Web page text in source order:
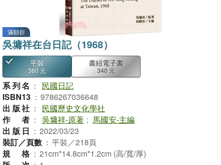
滿額折
吳墉祥在台日記（1968）
平裝
360 元
書紐電子書
340 元
系列名 ：
民國日記
ISBN13 ： 9786267036648
出版社 ：
民國歷史文化學社
作者 ： 吳墉祥-原著 ; 馬國安-主編
出版日 ： 2022/03/23
裝訂／頁數 ： 平裝／218頁
規格 ： 21cm*14.8cm*1.2cm (高/寬/厚)